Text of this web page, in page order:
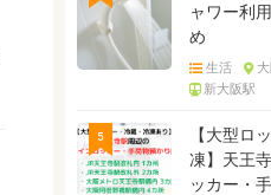
ャワー利
め
生活
新大阪駅
5
【大型ロ
凍】天王
ッカー・